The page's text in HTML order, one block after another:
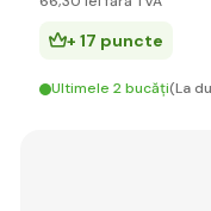
+ 17 puncte
Ultimele 2 bucăți(La